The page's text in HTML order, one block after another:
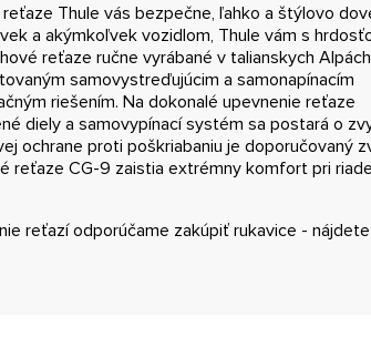
Thule vás bezpečne, ľahko a štýlovo
a akýmkoľvek vozidlom, Thule vám s
reťaze ručne vyrábané v talianskych
samovystreďujúcim a samonapínacím
riešením. Na dokonalé upevnenie reťaze
diely a samovypínací systém sa postará o
ochrane proti poškriabaniu je doporučovaný
reťaze CG-9 zaistia extrémny komfort pri
reťazí odporúčame zakúpiť rukavice - nájdete